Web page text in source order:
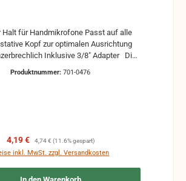
Ausrichtung
Produktnummer: 701-0476
Verkaufspreis:
4,19 € Regulärer Preis:
4,74 € (11.6% gespart)
inkl. MwSt. zzgl. Versandkosten